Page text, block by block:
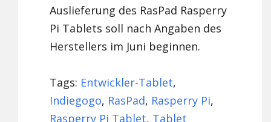
Auslieferung des RasPad Rasperry
Pi Tablets soll nach Angaben des
Herstellers im Juni beginnen.
Tags: Entwickler-Tablet,
Indiegogo, RasPad, Rasperry Pi,
Rasperry Pi Tablet, Tablet